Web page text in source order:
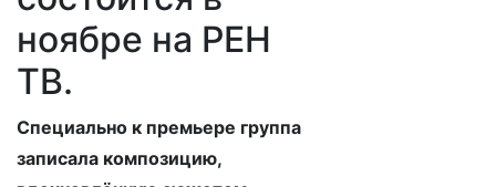
ноябре на РЕН
ТВ.
Специально к премьере группа
записала композицию,